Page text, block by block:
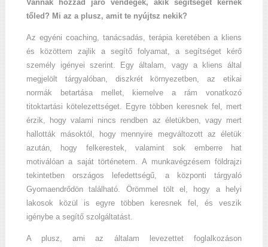
Vannak hozzád járó vendégek, akik segítséget kérnek
tőled? Mi az a plusz, amit te nyújtsz nekik?
Az egyéni coaching, tanácsadás, terápia keretében a kliens
és közöttem zajlik a segítő folyamat, a segítséget kérő
személy igényei szerint. Egy általam, vagy a kliens által
megjelölt tárgyalóban, diszkrét környezetben, az etikai
normák betartása mellet, kiemelve a rám vonatkozó
titoktartási kötelezettséget. Egyre többen keresnek fel, mert
érzik, hogy valami nincs rendben az életükben, vagy mert
hallották másoktól, hogy mennyire megváltozott az életük
azután, hogy felkerestek, valamint sok emberre hat
motiválóan a saját történetem. A munkavégzésem földrajzi
tekintetben országos lefedettségű, a központi tárgyaló
Gyomaendrődön található. Örömmel tölt el, hogy a helyi
lakosok közül is egyre többen keresnek fel, és veszik
igénybe a segítő szolgáltatást.
A plusz, ami az általam levezettet foglalkozáson